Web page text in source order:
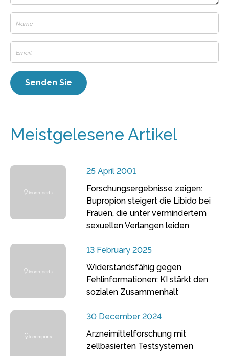
Meistgelesene Artikel
25 April 2001
Forschungsergebnisse zeigen:
Bupropion steigert die Libido bei
Frauen, die unter vermindertem
sexuellen Verlangen leiden
13 February 2025
Widerstandsfähig gegen
Fehlinformationen: KI stärkt den
sozialen Zusammenhalt
30 December 2024
Arzneimittelforschung mit
zellbasierten Testsystemen